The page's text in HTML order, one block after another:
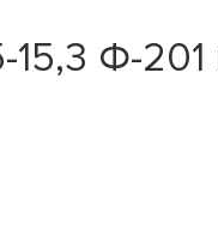
Ф-201